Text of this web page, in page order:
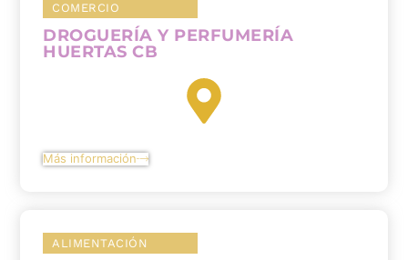
COMERCIO
DROGUERÍA Y PERFUMERÍA
HUERTAS CB
Más información
ALIMENTACIÓN